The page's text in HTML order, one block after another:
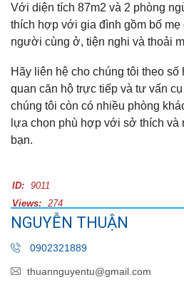
Với diện tích 87m2 và 2 phòng
thích hợp với gia đình gồm bố mẹ
người cùng ở, tiện nghi và thoải
Hãy liên hệ cho chúng tôi theo
quan căn hộ trực tiếp và tư vấn
chúng tôi còn có nhiều phòng
lựa chọn phù hợp với sở thích và
bạn.
ID: 9011
Views: 274
NGUYỄN THUẬN
0902321889
thuannguyentu@gmail.com